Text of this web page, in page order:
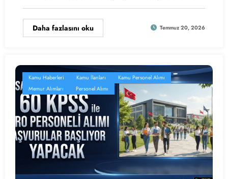
Daha fazlasını oku Temmuz 20, 2026
Kamu Haberleri Kamu İlanları
Kamu Personel Alımı
Memur Alımları
Personel Alımı